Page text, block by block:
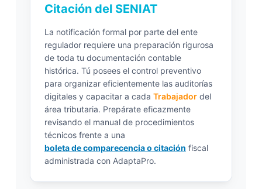
Citación del SENIAT
La notificación formal por parte del ente
regulador requiere una preparación rigurosa
de toda tu documentación contable
histórica. Tú posees el control preventivo
para organizar eficientemente las auditorías
digitales y capacitar a cada Trabajadordel
área tributaria. Prepárate eficazmente
revisando el manual de procedimientos
técnicos frente a una
boleta de comparecencia o citación fiscal
administrada con AdaptaPro.